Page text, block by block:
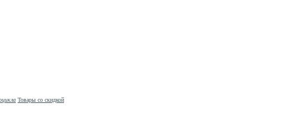
Товары со скидкой